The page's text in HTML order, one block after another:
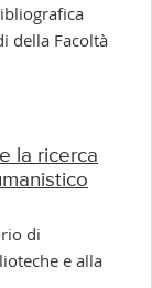
della Facoltà
la ricerca
di
e alla